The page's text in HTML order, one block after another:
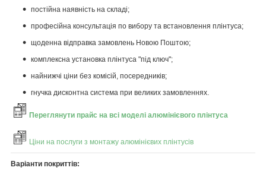
постійна наявність на складі;
професійна консультація по вибору та встановлення плінтуса;
щоденна відправка замовлень Новою Поштою;
комплексна установка плінтуса "під ключ";
найнижчі ціни без комісій, посередників;
гнучка дисконтна система при великих замовленнях.
Переглянути прайс на всі моделі алюмінієвого плінтуса
Ціни на послуги з монтажу алюмінієвих плінтусів
Варіанти покриттів: